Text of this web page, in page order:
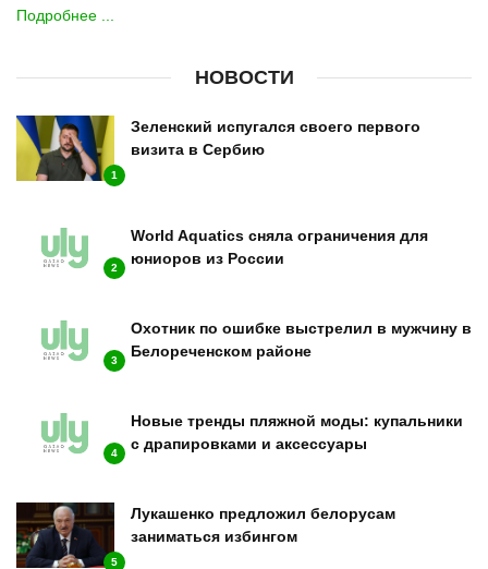
Подробнее ...
НОВОСТИ
1
Зеленский испугался своего первого
визита в Сербию
2
World Aquatics сняла ограничения для
юниоров из России
3
Охотник по ошибке выстрелил в мужчину в
Белореченском районе
4
Новые тренды пляжной моды: купальники
с драпировками и аксессуары
5
Лукашенко предложил белорусам
заниматься избингом